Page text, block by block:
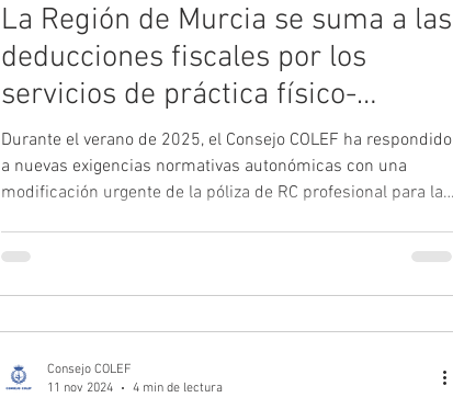
La Región de Murcia se suma a las
deducciones fiscales por los
servicios de práctica físico-
deportiva
Durante el verano de 2025, el Consejo COLEF ha respondido
a nuevas exigencias normativas autonómicas con una
modificación urgente de la póliza de RC profesional para la
cumplían sus requisitos. Esta actuación refuerza el valor de
Consejo COLEF
11 nov 2024
4 min de lectura